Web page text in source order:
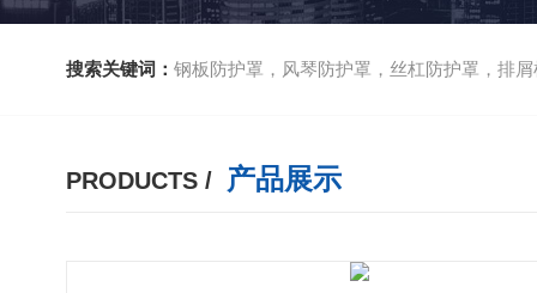
搜索关键词： 钢板防护罩，风琴防护罩，丝杠防护罩，排屑机
PRODUCTS / 产品展示